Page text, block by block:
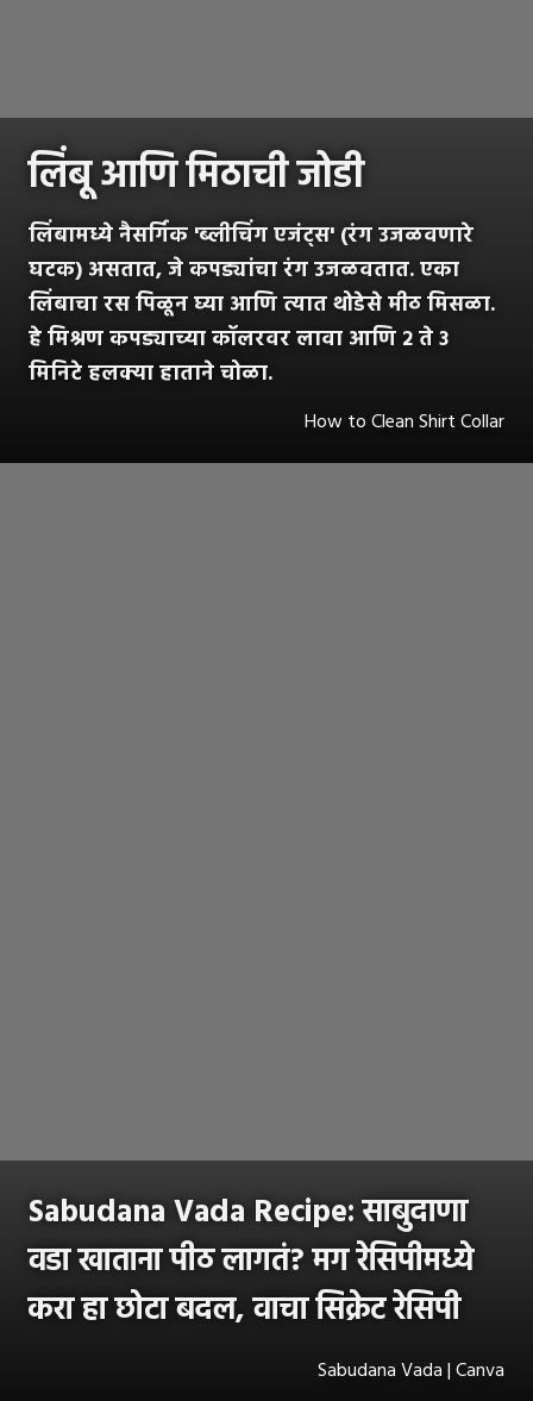
लिंबू आणि मिठाची जोडी
लिंबामध्ये नैसर्गिक 'ब्लीचिंग एजंट्स' (रंग उजळवणारे
घटक) असतात, जे कपड्यांचा रंग उजळवतात. एका
लिंबाचा रस पिळून घ्या आणि त्यात थोडेसे मीठ मिसळा.
हे मिश्रण कपड्याच्या कॉलरवर लावा आणि २ ते ३
मिनिटे हलक्या हाताने चोळा.
How to Clean Shirt Collar
Sabudana Vada Recipe: साबुदाणा
वडा खाताना पीठ लागतं? मग रेसिपीमध्ये
करा हा छोटा बदल, वाचा सिक्रेट रेसिपी
Sabudana Vada | Canva